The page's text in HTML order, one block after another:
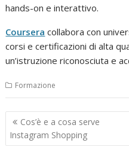
hands-on e interattivo.
Coursera collabora con
corsi e certificazioni di alta
un’istruzione riconosciuta e
Formazione
Navigazione
articoli
Cos’è e a cosa serve
Instagram Shopping